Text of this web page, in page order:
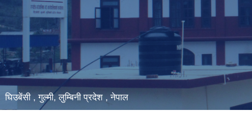
घिउबेंसी , गुल्मी, लुम्बिनी प्रदेश , नेपाल